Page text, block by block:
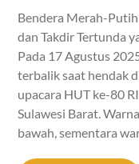
Bendera Merah-
dan Takdir Tertunda
Pada 17 Agustus
terbalik saat hendak
upacara HUT ke-80
Sulawesi Barat.
bawah, sementara